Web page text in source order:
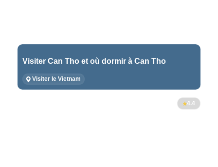
Visiter Can Tho et où dormir à Can Tho
Visiter le Vietnam
4.4